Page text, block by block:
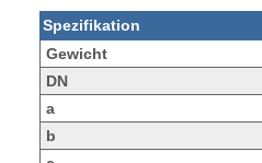
Spezifikation
Gewicht
DN
a
b